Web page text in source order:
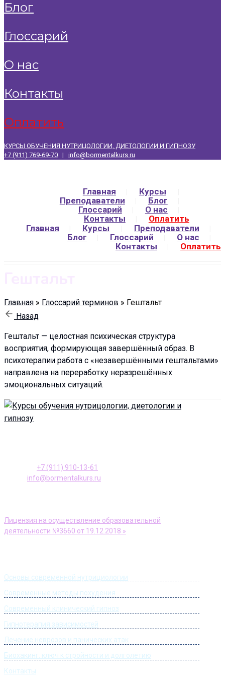
блог
глоссарий
о нас
контакты
оплатить
КУРСЫ ОБУЧЕНИЯ НУТРИЦОЛОГИИ, ДИЕТОЛОГИИ И ГИПНОЗУ
+7 (911) 769-69-70 | info@bormentalkurs.ru
Главная
Курсы
Преподаватели
Блог
Глоссарий
О нас
Контакты
Оплатить
Главная
Курсы
Преподаватели
Блог
Глоссарий
О нас
Контакты
Оплатить
Главная » Глоссарий терминов » Гештальт
Назад
Гештальт — целостная психическая структура
восприятия, формирующая завершённый образ. В
психотерапии работа с «незавершёнными гештальтами»
направлена на переработку неразрешённых
эмоциональных ситуаций.
+7 (911) 910-13-61
info@bormentalkurs.ru
Лицензия на осуществление образовательной
деятельности №3660 от 19.12.2018 »
Основы современной нутрициологии
Современные методы похудения
Современный клинический гипноз
Гипнотерапия зависимостей
Лечение неврозов и панических атак
Биохакинг: ключ к стройности и долголетию
Контакты